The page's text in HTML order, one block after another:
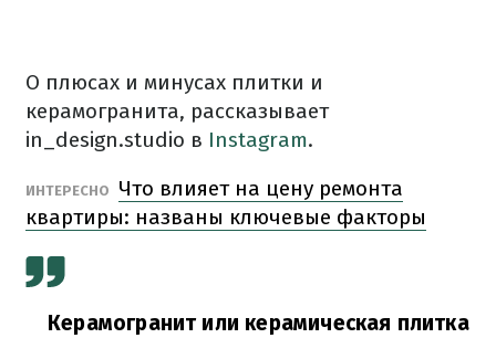
О плюсах и минусах плитки и
керамогранита, рассказывает
in_design.studio в Instagram.
ИНТЕРЕСНО
Что влияет на цену ремонта
квартиры: названы ключевые факторы
Керамогранит или керамическая плитка